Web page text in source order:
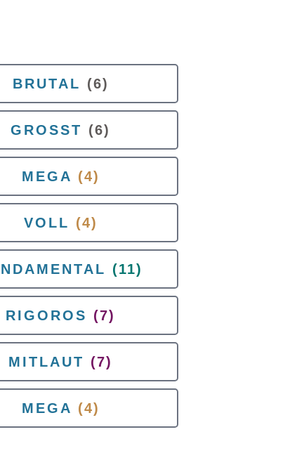
BRUTAL (6)
GROSST (6)
MEGA (4)
VOLL (4)
(11)
RIGOROS (7)
MITLAUT (7)
MEGA (4)